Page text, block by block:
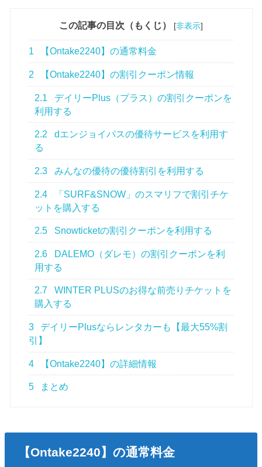
この記事の目次（もくじ） [非表示]
1 【Ontake2240】の通常料金
2 【Ontake2240】の割引クーポン情報
2.1
デイリーPlus（プラス）の割引クーポンを
利用する
2.2
dエンジョイパスの優待サービスを利用す
る
2.3 みんなの優待の優待割引を利用する
2.4
「SURF&SNOW」のスマリフで割引チケ
ットを購入する
2.5 Snowticketの割引クーポンを利用する
2.6
DALEMO（ダレモ）の割引クーポンを利
用する
2.7
WINTER PLUSのお得な前売りチケットを
購入する
3
デイリーPlusならレンタカーも【最大55%割
引】
4 【Ontake2240】の詳細情報
5 まとめ
【Ontake2240】の通常料金